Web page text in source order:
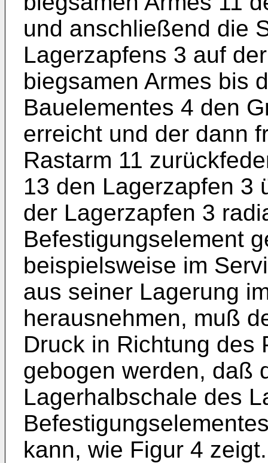
und anschließend die
Lagerzapfens 3 auf
biegsamen Armes bis
Bauelementes 4 den
erreicht und der dann
Rastarm 11
13 den Lagerzapfen 3
der Lagerzapfen 3
Befestigungselement
beispielsweise im
aus seiner Lagerung
herausnehmen, muß
Druck in Richtung des
gebogen werden, daß
Lagerhalbschale des
kann, wie Figur 4 zeigt.